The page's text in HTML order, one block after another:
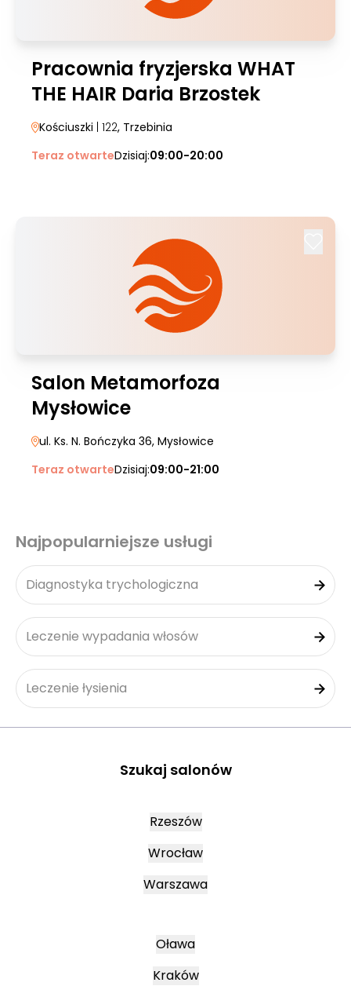
Pracownia fryzjerska WHAT
THE HAIR Daria Brzostek
Kościuszki | 122, Trzebinia
Teraz otwarteDzisiaj:09:00-20:00
Salon Metamorfoza
Mysłowice
ul. Ks. N. Bończyka 36, Mysłowice
Teraz otwarteDzisiaj:09:00-21:00
Najpopularniejsze usługi
Diagnostyka trychologiczna
Leczenie wypadania włosów
Leczenie łysienia
Szukaj salonów
Rzeszów
Wrocław
Warszawa
Oława
Kraków